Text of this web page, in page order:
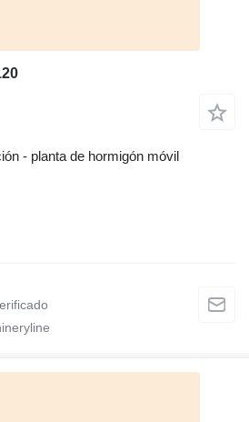
- planta de hormigón móvil